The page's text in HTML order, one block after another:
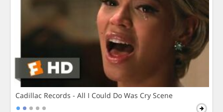
Cadillac Records - All I Could Do Was Cry Scene